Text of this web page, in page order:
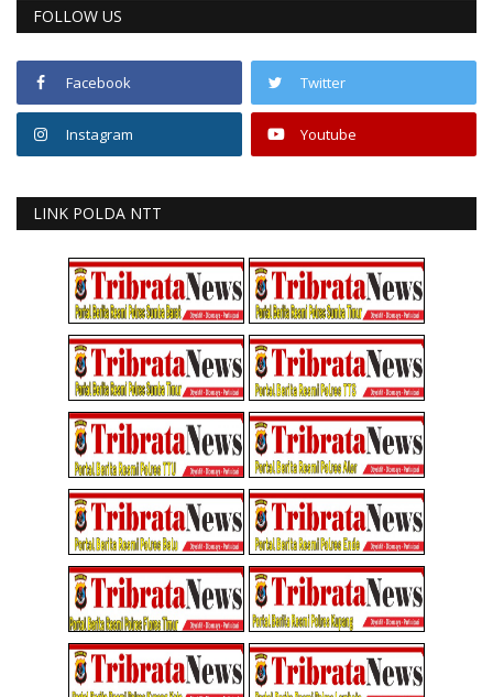
FOLLOW US
Facebook Twitter
Instagram Youtube
LINK POLDA NTT